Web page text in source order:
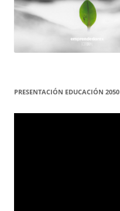
PRESENTACIÓN EDUCACIÓN 2050
Reproductor